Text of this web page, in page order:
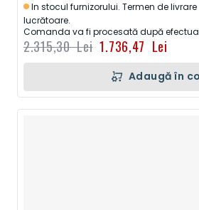
In stocul furnizorului. Termen de
lucrătoare.
Comanda va fi procesată după
1.736,47 Lei
2.315,30 Lei
Adaugă în